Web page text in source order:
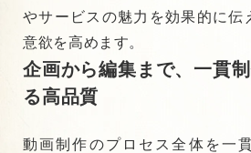
やサービスの魅力を効果的に伝
意欲を高めます。
企画から編集まで、一貫
る高品質
動画制作のプロセス全体を一